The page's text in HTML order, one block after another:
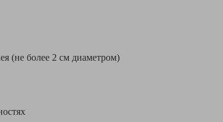
(не более 2 см диаметром)